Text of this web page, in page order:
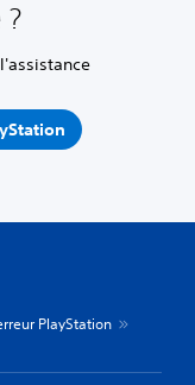
?
PlayStation